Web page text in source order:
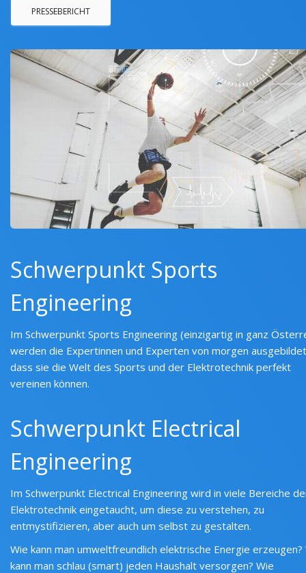
PRESSEBERICHT
Schwerpunkt Sports
Engineering
Im Schwerpunkt Sports Engineering (einzigartig in ganz
werden die Expertinnen und Experten von morgen
dass sie die Welt des Sports und der Elektrotechnik perfekt
vereinen können.
Schwerpunkt Electrical
Engineering
Im Schwerpunkt Electrical Engineering wird in viele Bereiche
Elektrotechnik eingetaucht, um diese zu verstehen, zu
entmystifizieren, aber auch um selbst zu gestalten.
Wie kann man umweltfreundlich elektrische Energie erzeugen?
kann man schlau (smart) jeden Haushalt versorgen? Wie